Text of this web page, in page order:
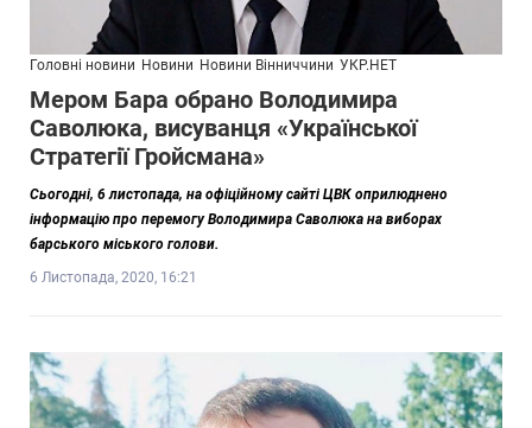
Головні новини Новини Новини Вінниччини УКР.НЕТ
Мером Бара обрано Володимира
Саволюка, висуванця «Української
Стратегії Гройсмана»
Сьогодні, 6 листопада, на офіційному сайті ЦВК оприлюднено
інформацію про перемогу Володимира Саволюка на виборах
барського міського голови.
6 Листопада, 2020, 16:21